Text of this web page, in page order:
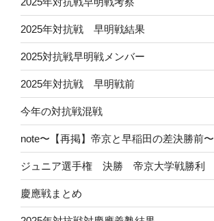
2025年対抗戦 早明戦結果
2025対抗戦早明戦メンバー
2025年対抗戦 早明戦前
今年の対抗戦混戦
note〜【再掲】帝京と早稲田の差決勝前〜
ジュニア選手権 決勝 帝京大学戦勝利
慶應戦まとめ